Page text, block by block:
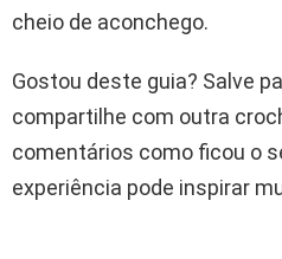
cheio de aconchego.
Gostou deste guia? Salve
compartilhe com outra
comentários como ficou o
experiência pode inspirar